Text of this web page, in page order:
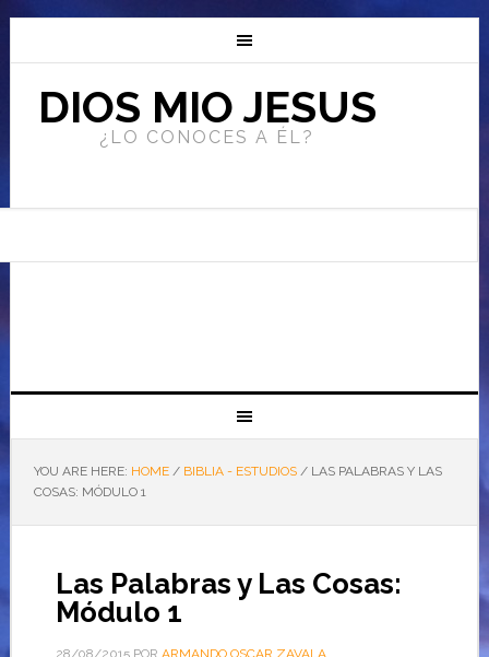
DIOS MIO JESUS
¿LO CONOCES A ÉL?
YOU ARE HERE: HOME / BIBLIA - ESTUDIOS /LAS PALABRAS Y LAS
COSAS: MÓDULO 1
Las Palabras y Las Cosas:
Módulo 1
28/08/2015POR ARMANDO OSCAR ZAVALA